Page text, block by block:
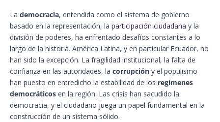
La democracia, entendida como el sistema de gobierno
basado en la representación, la participación ciudadana y la
división de poderes, ha enfrentado desafíos constantes a lo
largo de la historia. América Latina, y en particular Ecuador, no
han sido la excepción. La fragilidad institucional, la falta de
confianza en las autoridades, la corrupción y el populismo
han puesto en entredicho la estabilidad de los regímenes
democráticos en la región. Las crisis han sacudido la
democracia, y el ciudadano juega un papel fundamental en la
construcción de un sistema sólido.